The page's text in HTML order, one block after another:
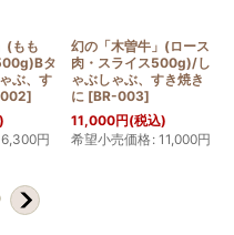
(もも
タ
ぶ、す
]
6,300円
幻の「木曽牛」(ロース
肉・スライス500g)/し
ゃぶしゃぶ、すき焼き
に [BR-003]
11,000円(税込)
希望小売価格: 11,000円